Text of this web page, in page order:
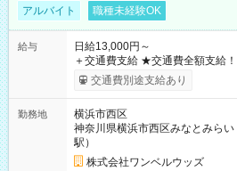
アルバイト 職種未経験OK
給与
日給13,000円～
＋交通費支給 ★交通費全額支給！ ┗案件により規定あり ★日払
いOK！（規定あり） ┗働いたそ
ンビニATMから 日払い分を引き落とせます
交通費別途支給あり
勤務地
横浜市西区
神奈川県横浜市西区みなとみら
駅）
株式会社ワンベルウッズ